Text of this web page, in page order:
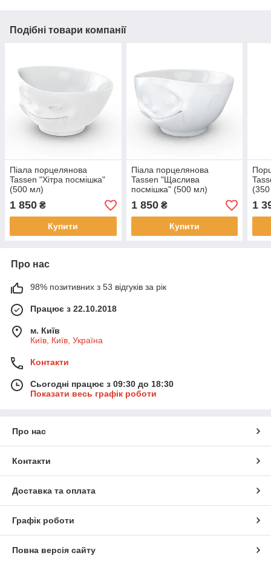
Подібні товари компанії
Піала порцелянова
Tassen "Хітра посмішка"
(500 мл)
1 850 ₴
Купити
Піала порцелянова
Tassen "Щаслива
посмішка" (500 мл)
1 850₴
Купити
1
Про нас
98% позитивних з 53 відгуків за рік
Працює з 22.10.2018
м. Київ
Київ, Київ, Україна
Контакти
Сьогодні працює з 09:30 до 18:30
Показати весь графік роботи
Про нас
Контакти
Доставка та оплата
Графік роботи
Повна версія сайту